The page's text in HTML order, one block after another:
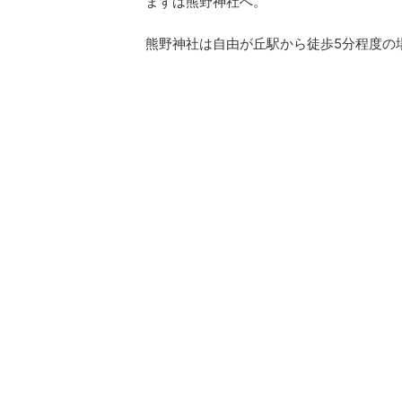
熊野神社は自由が丘駅から徒歩5分程度の